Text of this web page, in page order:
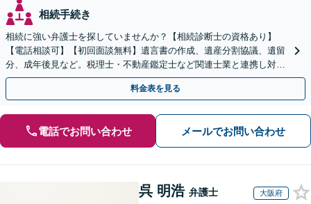
相続手続き
相続に強い弁護士を探していませんか？【相続診断士の資格あり】
【電話相談可】【初回面談無料】遺言書の作成、遺産分割協議、遺留
分、成年後見など。税理士・不動産鑑定士など関連士業と連携し対応
可能です
料金表を見る
電話でお問い合わせ メールでお問い合わせ
呉 明浩 弁護士 大阪府